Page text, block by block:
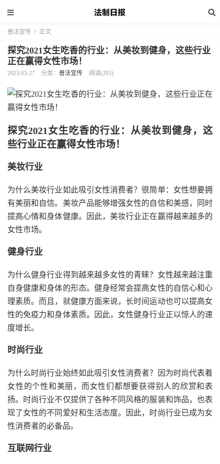
普法宣传 > 正文
探究2021女生吃香的行业：从美妆到健身，这些行业
正在赢得女性市场！
2023-05-27 分类： 普法宣传 阅读(285)
探究2021女生吃香的行业：从美妆到健身，这
些行业正在赢得女性市场！
美妆行业
为什么美妆行业如此吸引女性消费者？很简单：女性想要拥
有美丽和自信。美妆产品能够增强女性的自信和美感，同时
提高心情和身体健康。因此，美妆行业正在赢得越来越多的
女性市场。
健身行业
为什么健身行业得到越来越多女性的青睐？女性越来越注重
自身健康和身体的形态。健身经常会提高女性的自信心和心
理素质。而且，就健康方面来说，长时间运动也可以提高女
性的免疫力和身体素质。因此，女性健身行业正以惊人的速
度增长。
时尚行业
为什么时尚行业始终如此吸引女性消费者？因为时尚代表着
女性的个性和美丽，而女性们都想要获得别人的欣赏和表
扬。时尚行业不仅提供了各种不同风格的服装和饰品，也表
现了女性的不同爱好和生活态度。因此，时尚行业已成为女
性消费者的必备品。
互联网行业